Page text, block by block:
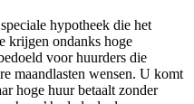
hypotheek die het
krijgen ondanks hoge
voor huurders die
maandlasten wensen. U komt
hoge huur betaalt zonder